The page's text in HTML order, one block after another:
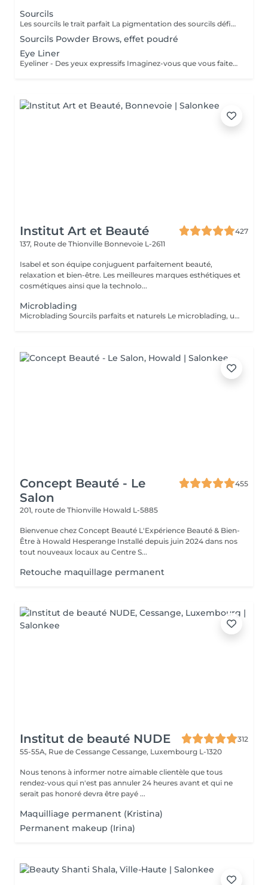
Sourcils
Les sourcils le trait parfait La pigmentation des sourcils définit les traits de votre visage en créant un cadre optique. Le tracé du sourcil exprime votre état d'âme et peut même vous donner un aspect plus jeune. Mais les sourcils peuvent aussi pousser de manière très irrégulière jusqu'à ne plus pousser du tout. Dans ce cas le maquillage permanent est la solution idéale. On choisira une couleur qui vous correspond, ensuite on vous fera un dessin des sourcils au crayon. Quand on aura obtenu le résultat parfait, nous allons commencer à pigmenter des poils très fins. A partir de ce jour vous allez vous réveiller tous les matins avec des sourcils parfaits.
Sourcils Powder Brows, effet poudré
Eye Liner
Eyeliner - Des yeux expressifs Imaginez-vous que vous faites du sport, que vous allez vous baigner ou au sauna et que votre Eyeliner ne s'efface pas, ne coule pas plus jamais. Vos cils paraissent plus fournis et vos yeux sont plus expressifs grâce à un Eyeliner fin. L'Eyeliner est aussi la solution parfaite si vous portez des lentilles ou si vous avez des problèmes de vue ou bien si vous voulez tout simplement gagner du temps. Vous avez le choix entre un Eyeliner très fin et discret et un Eyeliner décoratif, tout comme vous le souhaitez. Dans tous les cas l'Eyeliner mettra vos yeux en valeur.
Institut Art et Beauté
427
137, Route de Thionville Bonnevoie L-2611
Isabel et son équipe conjuguent parfaitement beauté,
relaxation et bien-être. Les meilleures marques esthétiques et
cosmétiques ainsi que la technolo...
Microblading
Microblading Sourcils parfaits et naturels Le microblading, une technique de maquillage semi-permanent qui redonne forme, densité et définition à vos sourcils grâce à un tracé poil par poil ultra-naturel. Idéal si vos sourcils sont trop fins, peu fournis ou pas réguliers, le microblading permet d'obtenir un regard structuré et harmonieux sans maquillage quotidien. Technique douce et précise, respectueuse de votre peau Pigments de haute qualité pour un résultat durable. Conseil personnalisé avant chaque séance Tenue de 12 à 18 mois. Offrez-vous des sourcils impeccables et élégants chaque jour.
Concept Beauté - Le
Salon
455
201, route de Thionville Howald L-5885
Bienvenue chez Concept Beauté L'Expérience Beauté & Bien-
Être à Howald Hesperange Installé depuis juin 2024 dans nos
tout nouveaux locaux au Centre S...
Retouche maquillage permanent
Institut de beauté NUDE
312
55-55A, Rue de Cessange Cessange, Luxembourg L-1320
Nous tenons à informer notre aimable clientèle que tous
rendez-vous qui n'est pas annuler 24 heures avant et qui ne
serait pas honoré devra être payé ...
Maquilliage permanent (Kristina)
Permanent makeup (Irina)